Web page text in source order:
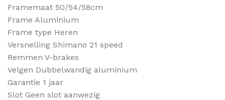
Framemaat 50/54/58cm
Frame Aluminium
Frame type Heren
Versnelling Shimano 21 speed
Remmen V-brakes
Velgen Dubbelwandig aluminium
Garantie 1 jaar
Slot Geen slot aanwezig